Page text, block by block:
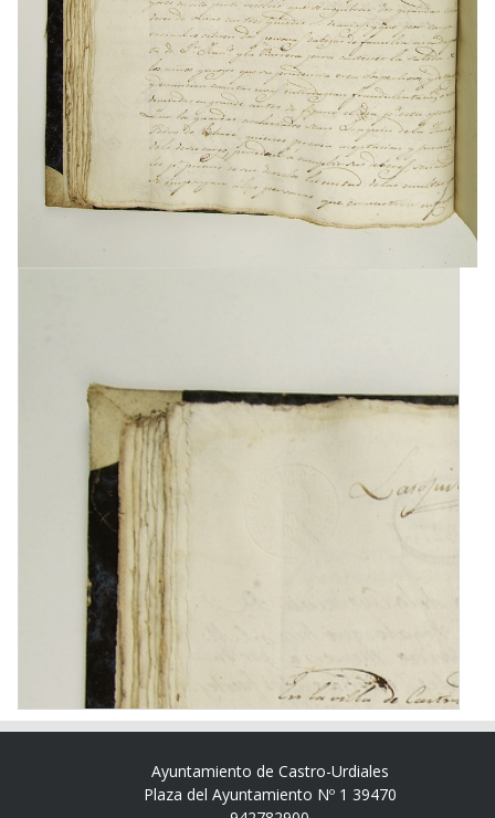
Ayuntamiento de Castro-Urdiales
Plaza del Ayuntamiento Nº 1 39470